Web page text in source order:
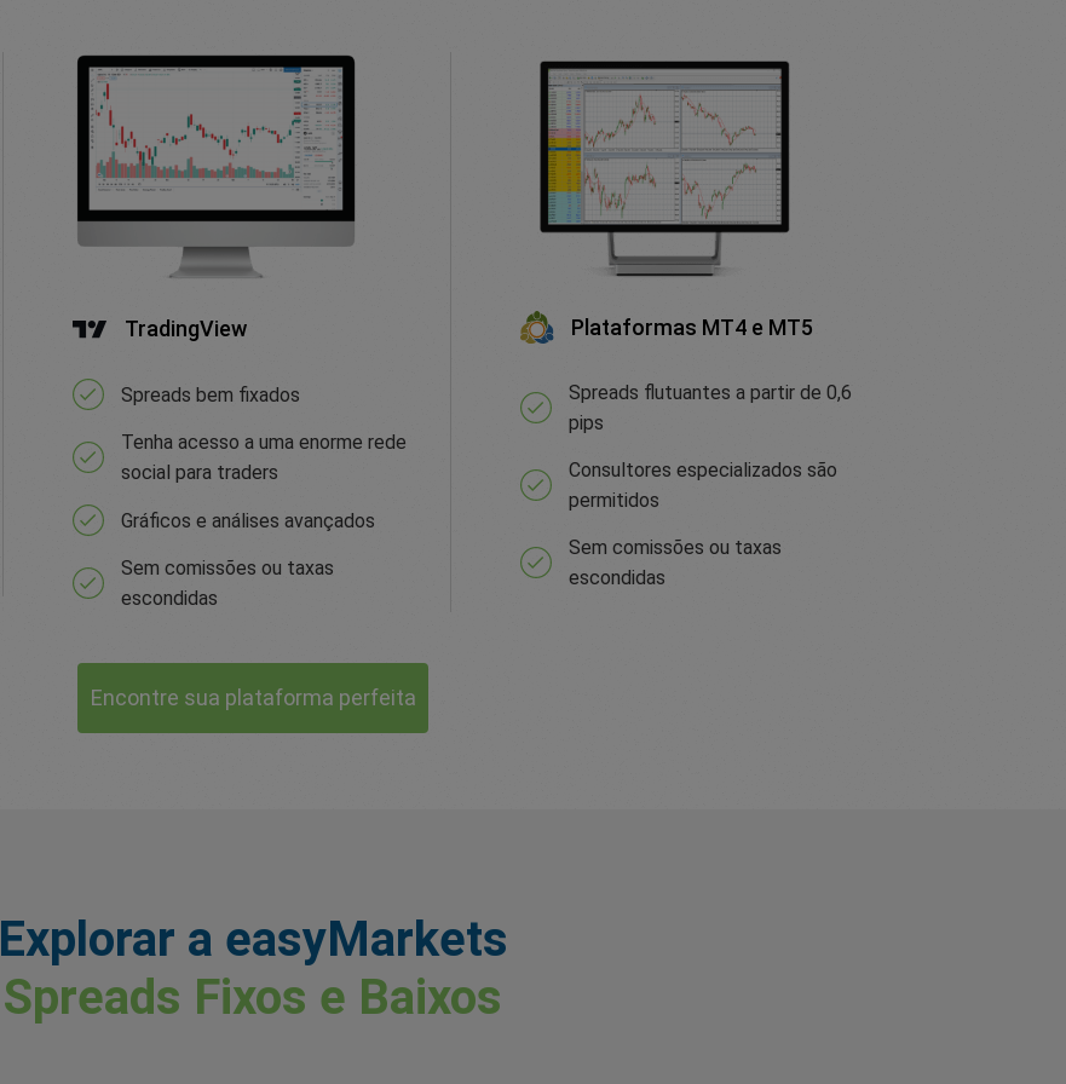
TradingView
Spreads bem fixados
Tenha acesso a uma enorme rede
social para traders
Gráficos e análises avançados
Sem comissões ou taxas
escondidas
Plataformas MT4 e MT5
Spreads flutuantes a partir de 0,6
pips
Consultores especializados são
permitidos
Sem comissões ou taxas
escondidas
Encontre sua plataforma perfeita
Explorar a easyMarkets
Spreads Fixos e Baixos